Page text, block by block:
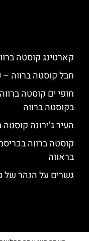
קארטינג קוסטה
חבל קוסטה ברווה – 20 אתרי התיירות שאסור לפספס
חופי ים קוסטה
בקוסטה ברווה
העיר ג’ירונה קוסטה
קוסטה ברווה
בראווה
גשרים על הנהר של